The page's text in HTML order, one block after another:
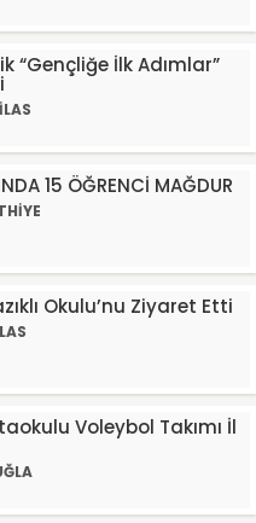
“Gençliğe İlk Adımlar”
15 ÖĞRENCİ MAĞDUR
Okulu’nu Ziyaret Etti
Voleybol Takımı İl